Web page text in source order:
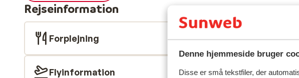
Denne hjemmeside bruger
Disse er små tekstfiler, der
Rejseinformation
Forplejning
Flyinformation